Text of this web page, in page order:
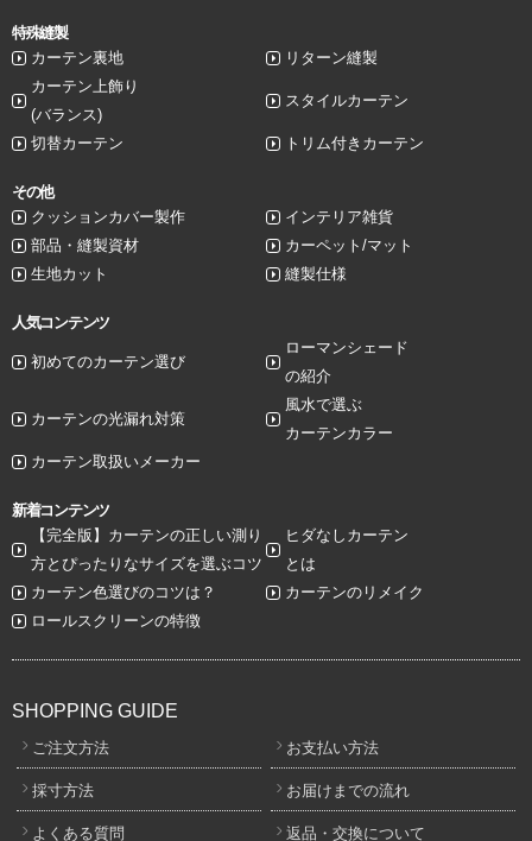
特殊縫製
カーテン裏地
リターン縫製
カーテン上飾り
(バランス)
スタイルカーテン
切替カーテン トリム付きカーテン
その他
クッションカバー製作
インテリア雑貨
部品・縫製資材
カーペット/マット
生地カット
縫製仕様
人気コンテンツ
初めてのカーテン選び
ローマンシェード
の紹介
カーテンの光漏れ対策
風水で選ぶ
カーテンカラー
カーテン取扱いメーカー
新着コンテンツ
【完全版】カーテンの正しい測り
方とぴったりなサイズを選ぶコツ
ヒダなしカーテン
とは
カーテン色選びのコツは？
カーテンのリメイク
ロールスクリーンの特徴
SHOPPING GUIDE
ご注文方法 お支払い方法
採寸方法 お届けまでの流れ
よくある質問 返品・交換について